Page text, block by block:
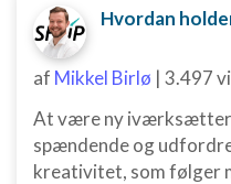
af Mikkel Birlø | 3.497
At være ny iværksætter
spændende og
kreativitet, som følger